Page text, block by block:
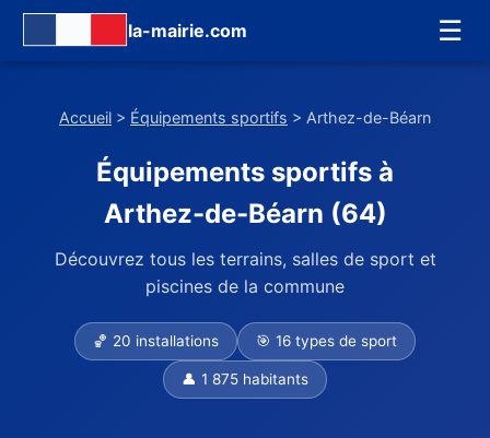
la-mairie.com ☰
Accueil > Équipements sportifs > Arthez-de-Béarn
Équipements sportifs à
Arthez-de-Béarn (64)
Découvrez tous les terrains, salles de sport et
piscines de la commune
🏀 20 installations 🎯 16 types de sport
👤 1 875 habitants